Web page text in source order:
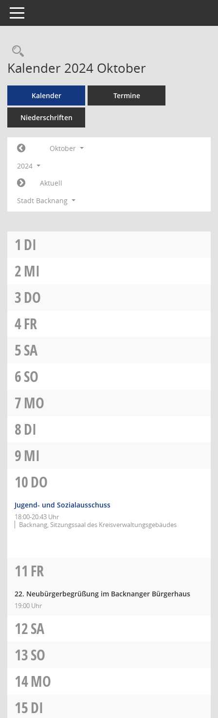
Toggle navigation
Rechercheauswahl
Kalender 2024 Oktober
Kalender Termine
Niederschriften
Oktober
2024
Aktuell
Stadt Backnang
1 DI
2MI
3DO
4FR
5SA
6SO
7MO
8DI
9MI
10DO
Jugend- und Sozialausschuss
18:00-20:43 Uhr
Backnang, Sitzungssaal des Kreisverwaltungsgebäudes
11 FR
22. Neubürgerbegrüßung im Backnanger Bürgerhaus
19:00 Uhr
12SA
13SO
14MO
15DI